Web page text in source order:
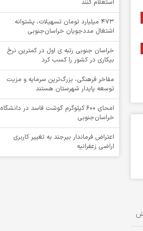
استعلام کنند
۴۷۳ میلیارد تومان تسهیلات، پشتوانه
اشتغال مددجویان خراسان‌جنوبی
خراسان جنوبی رتبه ی اول در کمترین نرخ
بیکاری در کشور را کسب کرد
مفاخر فرهنگی، بزرگ‌ترین سرمایه و مزیت
توسعه پایدار شهرستان هستند
امحای ۶۰۰ کیلوگرم گوشت فاسد در دانشگاه
خراسان‌جنوبی
اعتراض فرماندار بیرجند به تغییر کاربری
اراضی زعفرانیه